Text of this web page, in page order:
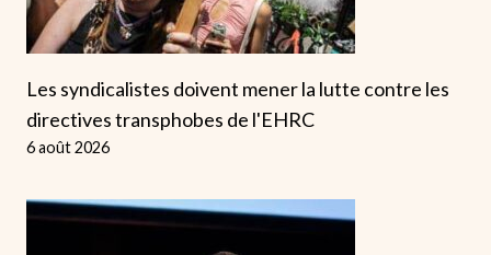
Les syndicalistes doivent mener la lutte contre les
directives transphobes de l'EHRC
6 août 2026